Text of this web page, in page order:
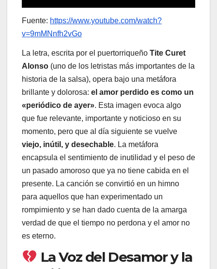
Fuente: https://www.youtube.com/watch?
v=9mMNnfh2vGo
La letra, escrita por el puertorriqueño Tite Curet
Alonso (uno de los letristas más importantes de la
historia de la salsa), opera bajo una metáfora
brillante y dolorosa: el amor perdido es como un
«periódico de ayer». Esta imagen evoca algo
que fue relevante, importante y noticioso en su
momento, pero que al día siguiente se vuelve
viejo, inútil, y desechable. La metáfora
encapsula el sentimiento de inutilidad y el peso de
un pasado amoroso que ya no tiene cabida en el
presente. La canción se convirtió en un himno
para aquellos que han experimentado un
rompimiento y se han dado cuenta de la amarga
verdad de que el tiempo no perdona y el amor no
es eterno.
La Voz del Desamor y la